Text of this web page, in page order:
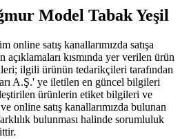
Model Tabak Yeşil
online satış kanallarımızda satışa
kısmında yer verilen ürün
ilgili ürünün tedarikçileri tarafından
A.Ş.' ye iletilen en güncel bilgileri
ürünlerin etiket bilgileri ve
online satış kanallarımızda bulunan
bulunması halinde sorumluluk